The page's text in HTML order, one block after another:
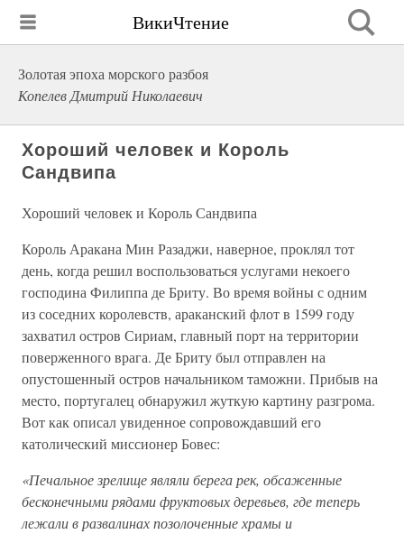
ВикиЧтение
Золотая эпоха морского разбоя
Копелев Дмитрий Николаевич
Хороший человек и Король
Сандвипа
Хороший человек и Король Сандвипа
Король Аракана Мин Разаджи, наверное, проклял тот
день, когда решил воспользоваться услугами некоего
господина Филиппа де Бриту. Во время войны с одним
из соседних королевств, араканский флот в 1599 году
захватил остров Сириам, главный порт на территории
поверженного врага. Де Бриту был отправлен на
опустошенный остров начальником таможни. Прибыв на
место, португалец обнаружил жуткую картину разгрома.
Вот как описал увиденное сопровождавший его
католический миссионер Бовес:
«Печальное зрелище являли берега рек, обсаженные
бесконечными рядами фруктовых деревьев, где теперь
лежали в развалинах позолоченные храмы и